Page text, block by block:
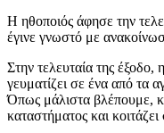
Η ηθοποιός άφησε την
έγινε γνωστό με
Στην τελευταία της
γευματίζει σε ένα από τα
Όπως μάλιστα βλέπουμε,
καταστήματος και